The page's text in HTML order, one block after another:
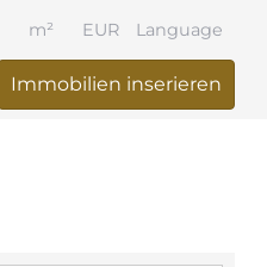
Language
Immobilien inserieren
EUR
m²